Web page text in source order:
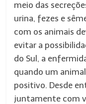
meio das
urina, fezes e
com os animais
evitar a
do Sul, a
quando um
positivo. Desde
juntamente com